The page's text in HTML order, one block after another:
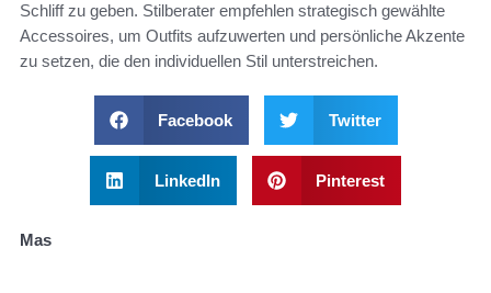
Schliff zu geben. Stilberater empfehlen strategisch gewählte
Accessoires, um Outfits aufzuwerten und persönliche Akzente
zu setzen, die den individuellen Stil unterstreichen.
Facebook Twitter
LinkedIn Pinterest
Mas